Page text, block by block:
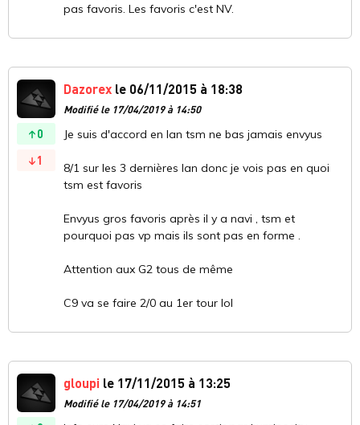
pas favoris. Les favoris c'est NV.
0
1
Dazorex le 06/11/2015 à 18:38
Modifié le 17/04/2019 à 14:50
Je suis d'accord en lan tsm ne bas jamais envyus
8/1 sur les 3 dernières lan donc je vois pas en quoi
tsm est favoris
Envyus gros favoris après il y a navi , tsm et
pourquoi pas vp mais ils sont pas en forme .
Attention aux G2 tous de même
C9 va se faire 2/0 au 1er tour lol
gloupi le 17/11/2015 à 13:25
Modifié le 17/04/2019 à 14:51